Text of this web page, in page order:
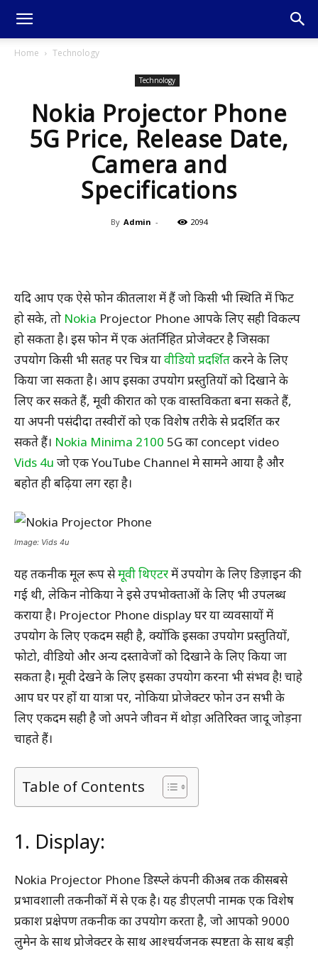
Home Technology
Technology
Nokia Projector Phone
5G Price, Release Date,
Camera and
Specifications
By Admin - 2094
यदि आप एक ऐसे फोन की तलाश में हैं जो किसी भी स्थिति में फिट
हो सके, तो Nokia Projector Phone आपके लिए सही विकल्प
हो सकता है। इस फोन में एक अंतर्निहित प्रोजेक्टर है जिसका
उपयोग किसी भी सतह पर चित्र यावीडियो प्रदर्शितकरने के लिए
किया जा सकता है। आप इसका उपयोग प्रस्तुतियों को दिखाने के
लिए कर सकते हैं, मूवी की रात को एक वास्तविकता बना सकते हैं,
या अपनी पसंदीदा तस्वीरों को एक विशेष तरीके से प्रदर्शित कर
सकते हैं। Nokia Minima 2100 5G का concept video
Vids 4u जो एक YouTube Channel मे सामने आया है और
बहोत ही बढ़िया लग रहा है।
Image: Vids 4u
यह तकनीक मूल रूप सेमूवी थिएटरमें उपयोग के लिए डिज़ाइन की
गई थी, लेकिन नोकिया ने इसे उपभोक्ताओं के लिए भी उपलब्ध
कराया है। Projector Phone display घर या व्यवसायों में
उपयोग के लिए एकदम सही है, क्योंकि इसका उपयोग प्रस्तुतियों,
फोटो, वीडियो और अन्य दस्तावेजों को दिखाने के लिए किया जा
सकता है। मूवी देखने के लिए इसका उपयोग करना भी संभव है! चाहे
आप घर पर हों या यात्रा पर, नोकिया प्रोजेक्टर फोन उन सभी के
लिए एकदम सही है जो अपने जीवन में थोड़ा अतिरिक्त जादू जोड़ना
चाहते हैं।
Table of Contents
1. Display:
Nokia Projector Phone डिस्प्ले कंपनी की अब तक की सबसे
प्रभावशाली तकनीकों में से एक है। यह डीएलपी नामक एक विशेष
प्रकाश प्रक्षेपण तकनीक का उपयोग करता है, जो आपको 9000
लुमेन के साथ प्रोजेक्टर के साथ आश्चर्यजनक स्पष्टता के साथ बड़ी